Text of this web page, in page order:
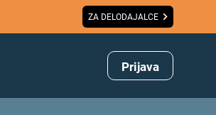
ZA DELODAJALCE
Prijava